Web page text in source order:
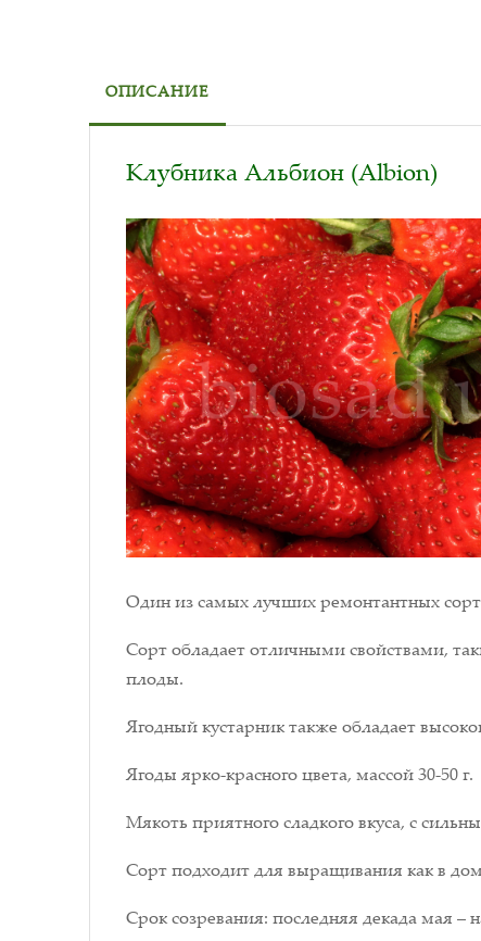
ОПИСАНИЕ
Клубника Альбион (Albion)
Один из самых лучших ремонтантных
Сорт обладает отличными свойствами,
плоды.
Ягодный кустарник также обладает
Ягоды ярко-красного цвета, массой 30-50 г.
Мякоть приятного сладкого вкуса, с
Сорт подходит для выращивания как в
Срок созревания: последняя декада мая –